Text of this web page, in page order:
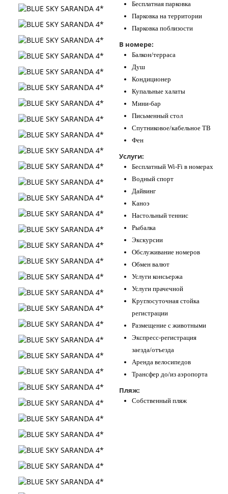
Бесплатная парковка
Парковка на территории
Парковка поблизости
В номере:
Балкон/терраса
Душ
Кондиционер
Купальные халаты
Мини-бар
Письменный стол
Спутниковое/кабельное ТВ
Фен
Услуги:
Бесплатный Wi-Fi в номерах
Водный спорт
Дайвинг
Каноэ
Настольный теннис
Рыбалка
Экскурсии
Обслуживание номеров
Обмен валют
Услуги консьержа
Услуги прачечной
Круглосуточная стойка
регистрации
Размещение с животными
Экспресс-регистрация
заезда/отъезда
Аренда велосипедов
Трансфер до/из аэропорта
Пляж:
Собственный пляж